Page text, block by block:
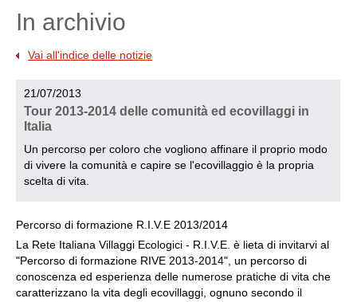
In archivio
Vai all'indice delle notizie
21/07/2013
Tour 2013-2014 delle comunità ed ecovillaggi in
Italia
Un percorso per coloro che vogliono affinare il proprio modo
di vivere la comunità e capire se l'ecovillaggio è la propria
scelta di vita.
Percorso di formazione R.I.V.E 2013/2014
La Rete Italiana Villaggi Ecologici - R.I.V.E. è lieta di invitarvi al
"Percorso di formazione RIVE 2013-2014", un percorso di
conoscenza ed esperienza delle numerose pratiche di vita che
caratterizzano la vita degli ecovillaggi, ognuno secondo il